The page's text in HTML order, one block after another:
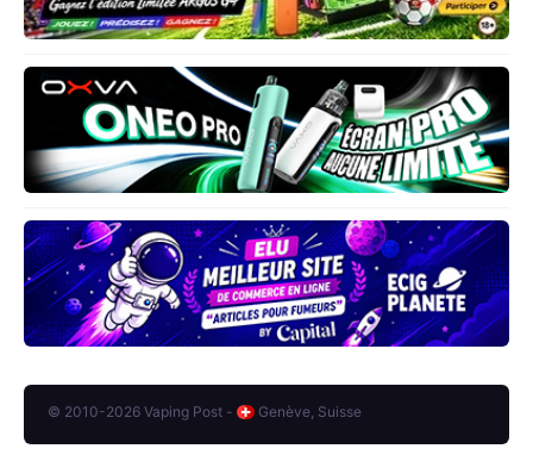
© 2010-2026 Vaping Post - Genève, Suisse